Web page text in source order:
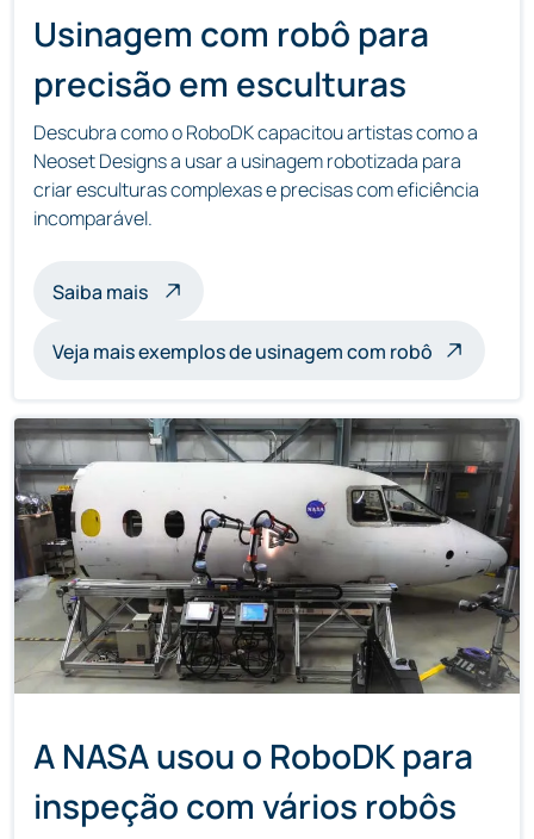
Usinagem com robô para
precisão em esculturas
Descubra como o RoboDK capacitou artistas como a
Neoset Designs a usar a usinagem robotizada para
criar esculturas complexas e precisas com eficiência
incomparável.
Saiba maissobre usinagem de esculturas com robôs
Veja mais exemplos de usinagem com robô
A NASA usou o RoboDK para
inspeção com vários robôs